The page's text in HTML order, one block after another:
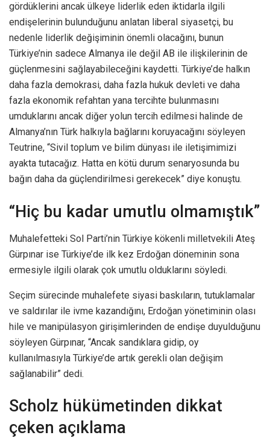
gördüklerini ancak ülkeye liderlik eden iktidarla ilgili
endişelerinin bulunduğunu anlatan liberal siyasetçi, bu
nedenle liderlik değişiminin önemli olacağını, bunun
Türkiye’nin sadece Almanya ile değil AB ile ilişkilerinin de
güçlenmesini sağlayabileceğini kaydetti. Türkiye’de halkın
daha fazla demokrasi, daha fazla hukuk devleti ve daha
fazla ekonomik refahtan yana tercihte bulunmasını
umduklarını ancak diğer yolun tercih edilmesi halinde de
Almanya’nın Türk halkıyla bağlarını koruyacağını söyleyen
Teutrine, “Sivil toplum ve bilim dünyası ile iletişimimizi
ayakta tutacağız. Hatta en kötü durum senaryosunda bu
bağın daha da güçlendirilmesi gerekecek” diye konuştu.
“Hiç bu kadar umutlu olmamıştık”
Muhalefetteki Sol Parti’nin Türkiye kökenli milletvekili Ateş
Gürpınar ise Türkiye’de ilk kez Erdoğan döneminin sona
ermesiyle ilgili olarak çok umutlu olduklarını söyledi.
Seçim sürecinde muhalefete siyasi baskıların, tutuklamalar
ve saldırılar ile ivme kazandığını, Erdoğan yönetiminin olası
hile ve manipülasyon girişimlerinden de endişe duyulduğunu
söyleyen Gürpınar, “Ancak sandıklara gidip, oy
kullanılmasıyla Türkiye’de artık gerekli olan değişim
sağlanabilir” dedi.
Scholz hükümetinden dikkat
çeken açıklama